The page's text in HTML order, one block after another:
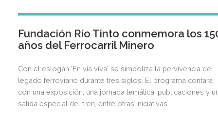
Fundación Río Tinto conmemora los
años del Ferrocarril Minero
Con el eslogan 'En vía viva' se simboliza la pervivencia del
legado ferroviario durante tres siglos. El programa contará
con una exposición, una jornada temática, publicaciones y
salida especial del tren, entre otras iniciativas.